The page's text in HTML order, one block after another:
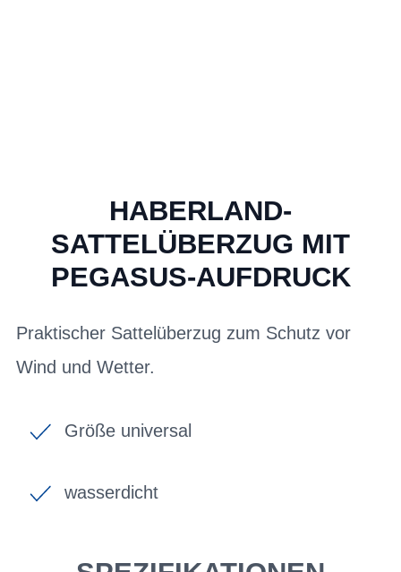
HABERLAND-
SATTELÜBERZUG MIT
PEGASUS-AUFDRUCK
Praktischer Sattelüberzug zum Schutz vor
Wind und Wetter.
Größe universal
wasserdicht